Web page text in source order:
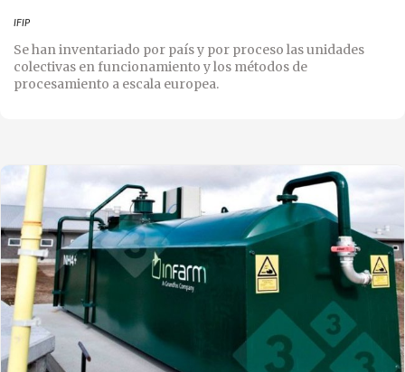
IFIP
Se han inventariado por país y por proceso las unidades
colectivas en funcionamiento y los métodos de
procesamiento a escala europea.